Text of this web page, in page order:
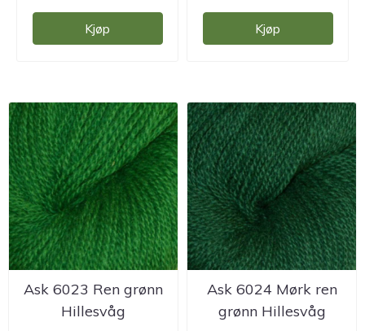
Kjøp Kjøp
Ask 6023 Ren grønn
Hillesvåg
Ask 6024 Mørk ren
grønn Hillesvåg